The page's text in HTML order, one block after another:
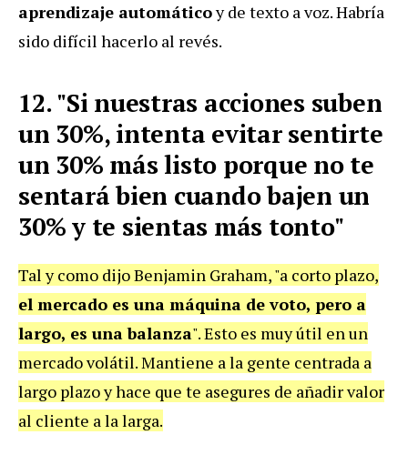
aprendizaje automáticoy de texto a voz. Habría
sido difícil hacerlo al revés.
12. "Si nuestras acciones suben
un 30%, intenta evitar sentirte
un 30% más listo porque no te
sentará bien cuando bajen un
30% y te sientas más tonto"
Tal y como dijo Benjamin Graham, "a corto plazo,
el mercado es una máquina de voto, pero a
largo, es una balanza". Esto es muy útil en un
mercado volátil. Mantiene a la gente centrada a
largo plazo y hace que te asegures de añadir valor
al cliente a la larga.